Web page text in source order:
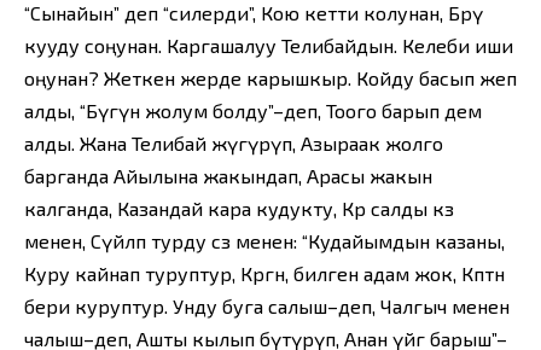
“Сынайын” деп “силерди”, Кою кетти колунан, Бөрү
кууду соңунан. Каргашалуу Телибайдын. Келеби иши
оңунан? Жеткен жерде карышкыр. Койду басып жеп
алды, “Бүгүн жолум болду”–деп, Тоого барып дем
алды. Жана Телибай жүгүрүп, Азыраак жолго
барганда Айылына жакындап, Арасы жакын
калганда, Казандай кара кудукту, Көрө салды көз
менен, Сүйлөп турду сөз менен: “Кудайымдын казаны,
Куру кайнап туруптур, Көргөн, билген адам жок, Көптөн
бери куруптур. Унду буга салыш–деп, Чалгыч менен
чалыш–деп, Ашты кылып бүтүрүп, Анан үйгө барыш”–